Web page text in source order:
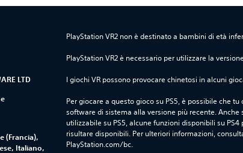
LTD
(Francia),
Italiano,
PlayStation VR2 non è destinato a bambini di età
PlayStation VR2 è necessario per utilizzare la
I giochi VR possono provocare chinetosi in alcuni
Per giocare a questo gioco su PS5, è possibile che
software di sistema alla versione più recente. Anche
utilizzabile su PS5, alcune funzioni disponibili su PS4
risultare disponibili. Per ulteriori informazioni,
PlayStation.com/bc.